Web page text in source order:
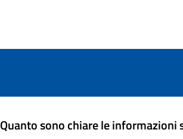
Quanto sono chiare le informazioni